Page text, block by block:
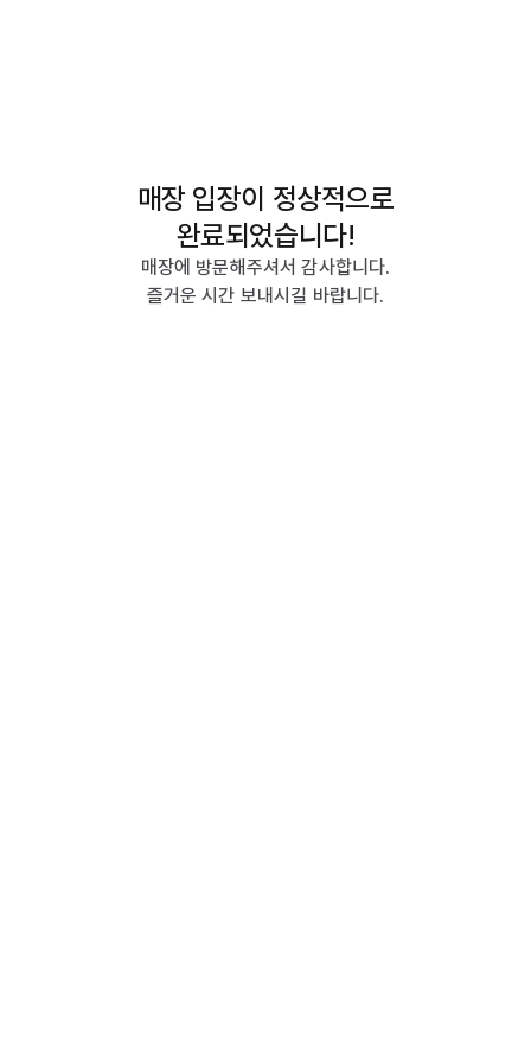
매장 입장이 정상적으로
완료되었습니다!
매장에 방문해주셔서 감사합니다.
즐거운 시간 보내시길 바랍니다.